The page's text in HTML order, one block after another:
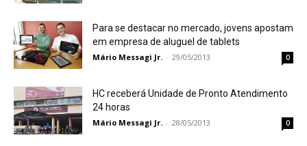
Para se destacar no mercado, jovens apostam
em empresa de aluguel de tablets
Mário Messagi Jr. - 29/05/2013 0
HC receberá Unidade de Pronto Atendimento
24 horas
Mário Messagi Jr. - 28/05/2013 0